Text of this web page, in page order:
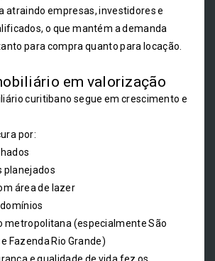
atraindo empresas, investidores e
o que mantém a demanda
para compra quanto para locação.
em valorização
curitibano segue em crescimento e
por:
planejados
área de lazer
metropolitana (especialmente São
Fazenda Rio Grande)